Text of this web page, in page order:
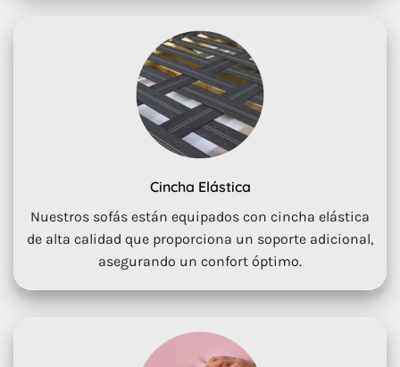
Cincha Elástica
Nuestros sofás están equipados con cincha elástica
de alta calidad que proporciona un soporte adicional,
asegurando un confort óptimo.